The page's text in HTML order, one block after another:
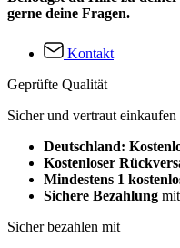
gerne deine Fragen.
Kontakt
Geprüfte Qualität
Sicher und vertraut einkaufen
Deutschland:
Kostenloser
Mindestens 1
Sichere Bezahlung
Sicher bezahlen mit